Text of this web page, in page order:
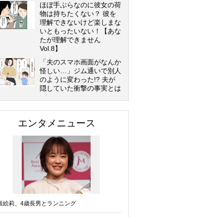
ほぼ手ぶらなのに彼女の荷
物は持ちたくない？ 彼を
理解できないけど楽しまな
いともったいない！【あな
たが理解できません
Vol.8】
「夫のスマホ画面がなんか
怪しい…」ジム通いで別人
のように変わった!? 夫が
隠していた衝撃の事実とは
エンタメニュース
絵莉、4歳長男とランニング